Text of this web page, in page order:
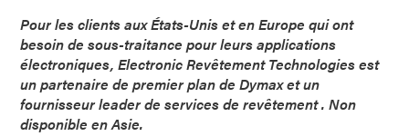
Pour les clients aux États-Unis et en Europe qui ont
besoin de sous-traitance pour leurs applications
électroniques, Electronic Revêtement Technologies est
un partenaire de premier plan de Dymax et un
fournisseur leader de services de revêtement . Non
disponible en Asie.